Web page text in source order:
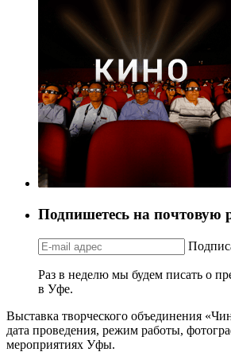
Подпишетесь на почтовую
Раз в неделю мы будем писать о
в Уфе.
Выставка творческого объединения
дата проведения, режим работы,
мероприятиях Уфы.